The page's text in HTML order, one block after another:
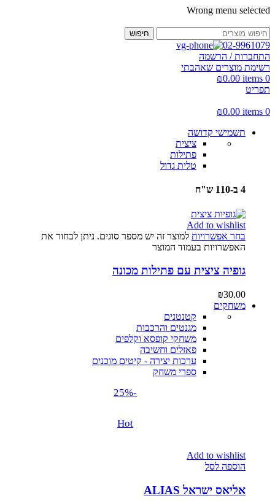
Wrong menu selected
חיפוש
02-9961079
התחברות / הרשמה
רשימת מוצרים שאהבתי
0
items
₪0.00
תפריט
0
items
₪0.00
תשמישי קדושה
ציצית
פתילות
טלית גדול
4 ב-110 ש"ח
Add to wishlist
בחר אפשרויות למוצר זה יש מספר סוגים. ניתן לבחור את
האפשרויות בעמוד המוצר
גופיה ציצית עם פתילות מכונה
₪30.00
משחקים
קטנטנים
מגנטים והרכבות
משחקי קופסא וקלפים
פאזלים וחשיבה
ערכות יצירה - קיטים מוכנים
ספרי משחק
-25%
Hot
Add to wishlist
הוספה לסל
אליאס ישראל ALIAS